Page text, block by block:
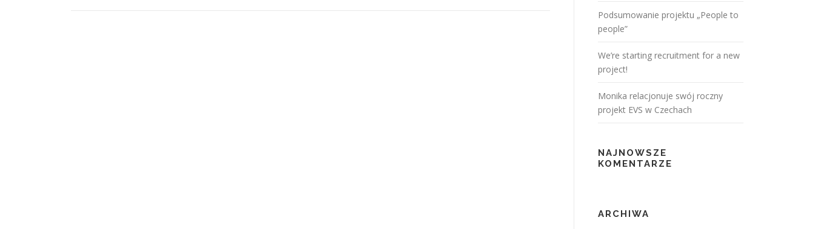
Podsumowanie projektu „People to
people”
We’re starting recruitment for a new
project!
Monika relacjonuje swój roczny
projekt EVS w Czechach
NAJNOWSZE
KOMENTARZE
ARCHIWA